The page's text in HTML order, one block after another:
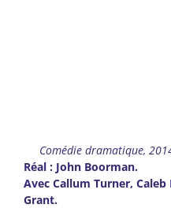
Comédie dramatique,
Réal : John Boorman.
Avec Callum Turner, Caleb
Grant.